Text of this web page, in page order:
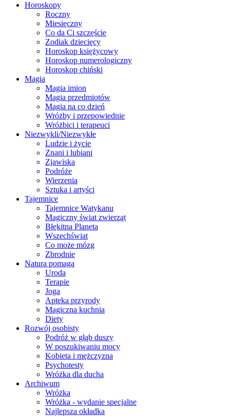
Horoskopy
Roczny
Miesięczny
Co da Ci szczęście
Zodiak dziecięcy
Horoskop księżycowy
Horoskop numerologiczny
Horoskop chiński
Magia
Magia imion
Magia przedmiotów
Magia na co dzień
Wróżby i przepowiednie
Wróżbici i terapeuci
Niezwykli/Niezwykłe
Ludzie i życie
Znani i lubiani
Zjawiska
Podróże
Wierzenia
Sztuka i artyści
Tajemnice
Tajemnice Watykanu
Magiczny świat zwierząt
Błękitna Planeta
Wszechświat
Co może mózg
Zbrodnie
Natura pomaga
Uroda
Terapie
Joga
Apteka przyrody
Magiczna kuchnia
Diety
Rozwój osobisty
Podróż w głąb duszy
W poszukiwaniu mocy
Kobieta i mężczyzna
Psychotesty
Wróżka dla ducha
Archiwum
Wróżka
Wróżka - wydanie specjalne
Najlepsza okładka